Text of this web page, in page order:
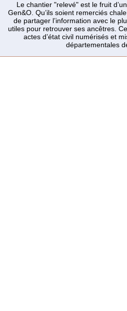
Le chantier "relevé" est le fruit
Gen&O. Qu’ils soient remerciés
de partager l’information avec le
utiles pour retrouver ses ancêtres.
actes d’état civil numérisés et
départementales